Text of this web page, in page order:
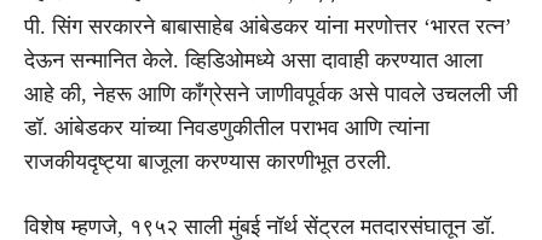
पी. सिंग सरकारने बाबासाहेब आंबेडकर यांना मरणोत्तर ‘भारत रत्न’
देऊन सन्मानित केले. व्हिडिओमध्ये असा दावाही करण्यात आला
आहे की, नेहरू आणि काँग्रेसने जाणीवपूर्वक असे पावले उचलली जी
डॉ. आंबेडकर यांच्या निवडणुकीतील पराभव आणि त्यांना
राजकीयदृष्ट्या बाजूला करण्यास कारणीभूत ठरली.
विशेष म्हणजे, १९५२ साली मुंबई नॉर्थ सेंट्रल मतदारसंघातून डॉ.